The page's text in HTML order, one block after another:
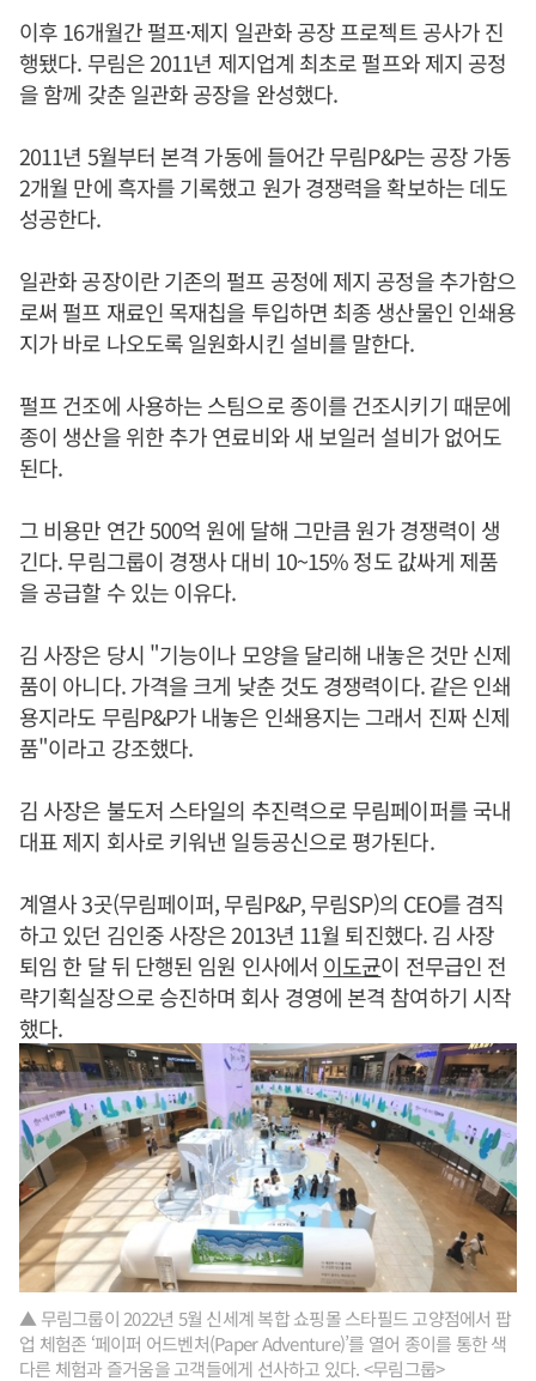
이후 16개월간 펄프·제지 일관화 공장 프로젝트 공사가 진
행됐다. 무림은 2011년 제지업계 최초로 펄프와 제지 공정
을 함께 갖춘 일관화 공장을 완성했다.
2011년 5월부터 본격 가동에 들어간 무림P&P는 공장 가동
2개월 만에 흑자를 기록했고 원가 경쟁력을 확보하는 데도
성공한다.
일관화 공장이란 기존의 펄프 공정에 제지 공정을 추가함으
로써 펄프 재료인 목재칩을 투입하면 최종 생산물인 인쇄용
지가 바로 나오도록 일원화시킨 설비를 말한다.
펄프 건조에 사용하는 스팀으로 종이를 건조시키기 때문에
종이 생산을 위한 추가 연료비와 새 보일러 설비가 없어도
된다.
그 비용만 연간 500억 원에 달해 그만큼 원가 경쟁력이 생
긴다. 무림그룹이 경쟁사 대비 10~15% 정도 값싸게 제품
을 공급할 수 있는 이유다.
김 사장은 당시 "기능이나 모양을 달리해 내놓은 것만 신제
품이 아니다. 가격을 크게 낮춘 것도 경쟁력이다. 같은 인쇄
용지라도 무림P&P가 내놓은 인쇄용지는 그래서 진짜 신제
품"이라고 강조했다.
김 사장은 불도저 스타일의 추진력으로 무림페이퍼를 국내
대표 제지 회사로 키워낸 일등공신으로 평가된다.
계열사 3곳(무림페이퍼, 무림P&P, 무림SP)의 CEO를 겸직
하고 있던 김인중 사장은 2013년 11월 퇴진했다. 김 사장
퇴임 한 달 뒤 단행된 임원 인사에서 이도균이 전무급인 전
략기획실장으로 승진하며 회사 경영에 본격 참여하기 시작
했다.
▲ 무림그룹이 2022년 5월 신세계 복합 쇼핑몰 스타필드 고양점에서 팝
업 체험존 ‘페이퍼 어드벤처(Paper Adventure)’를 열어 종이를 통한 색
다른 체험과 즐거움을 고객들에게 선사하고 있다. <무림그룹>